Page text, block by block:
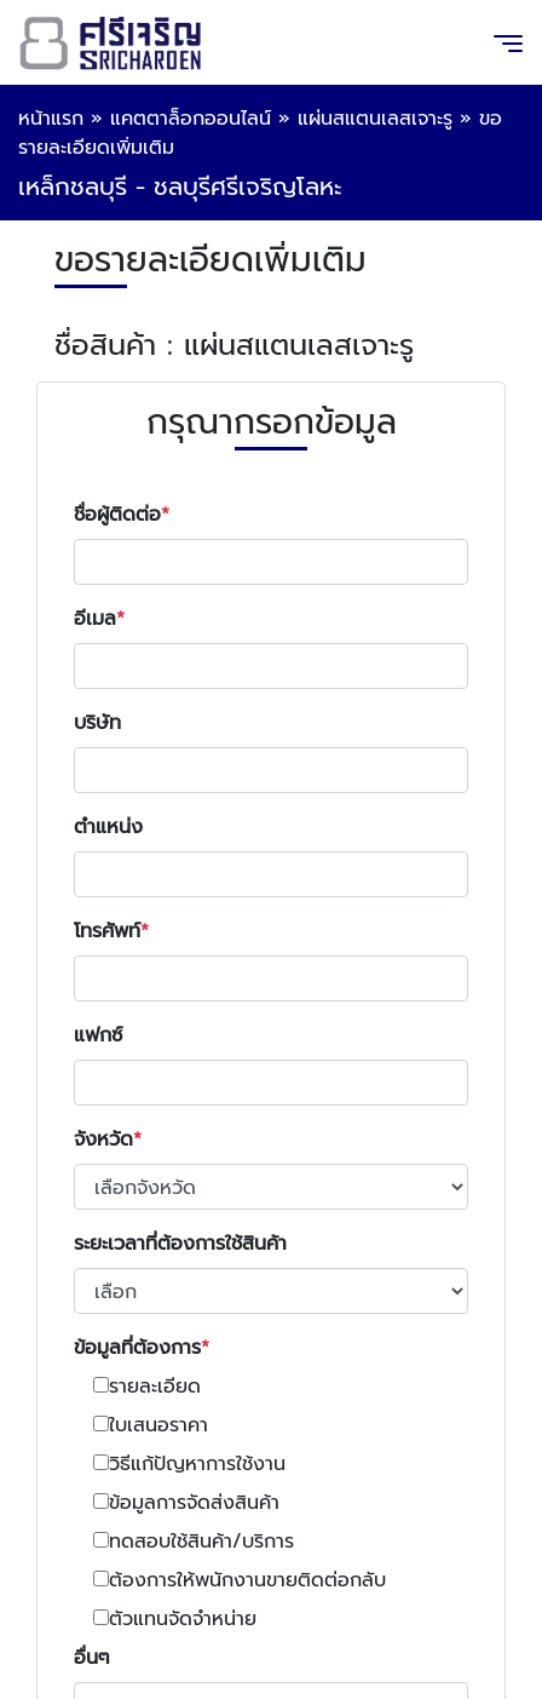
หน้าแรก » แคตตาล็อกออนไลน์ » แผ่นสแตนเลสเจาะรู » ขอ
รายละเอียดเพิ่มเติม
เหล็กชลบุรี - ชลบุรีศรีเจริญโลหะ
ขอรายละเอียดเพิ่มเติม
ชื่อสินค้า : แผ่นสแตนเลสเจาะรู
กรุณากรอกข้อมูล
ชื่อผู้ติดต่อ
อีเมล
บริษัท
ตำแหน่ง
โทรศัพท์
แฟกซ์
จังหวัด
ระยะเวลาที่ต้องการใช้สินค้า
ข้อมูลที่ต้องการ
รายละเอียด
ใบเสนอราคา
วิธีแก้ปัญหาการใช้งาน
ข้อมูลการจัดส่งสินค้า
ทดสอบใช้สินค้า/บริการ
ต้องการให้พนักงานขายติดต่อกลับ
ตัวแทนจัดจำหน่าย
อื่นๆ